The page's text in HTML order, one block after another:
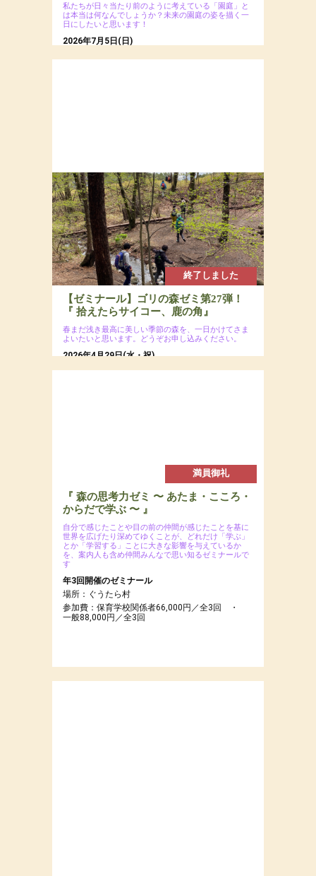
私たちが日々当たり前のように考えている「園庭」と
は本当は何なんでしょうか？未来の園庭の姿を描く一
日にしたいと思います！
2026年7月5日(日)
終了しました
【ゼミナール】ゴリの森ゼミ第27弾！
『 拾えたらサイコー、鹿の角』
春まだ浅き最高に美しい季節の森を、一日かけてさま
よいたいと思います。どうぞお申し込みください。
2026年4月29日(水・祝)
場所：八ヶ岳南麓の森
満員御礼
『 森の思考力ゼミ 〜 あたま・こころ・
からだで学ぶ 〜 』
自分で感じたことや目の前の仲間が感じたことを基に
世界を広げたり深めてゆくことが、どれだけ「学ぶ」
とか「学習する」ことに大きな影響を与えているか
を、案内人も含め仲間みんなで思い知るゼミナールで
す
年3回開催のゼミナール
場所：ぐうたら村
参加費：保育学校関係者66,000円／全3回 ・
一般88,000円／全3回